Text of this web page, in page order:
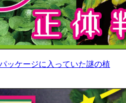
ッケージに入っていた謎の植